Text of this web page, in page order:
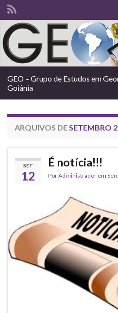
Search for:
GEO – Grupo de Estudos em
Goiânia
ARQUIVOS DE SETEMBRO
SET
12
É notícia!!!
PorAdministrador em